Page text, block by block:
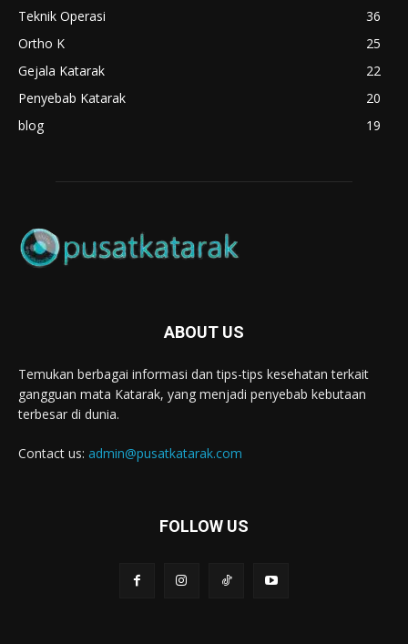
Teknik Operasi
36
Ortho K
25
Gejala Katarak
22
Penyebab Katarak
20
blog
19
ABOUT US
Temukan berbagai informasi dan tips-tips kesehatan terkait
gangguan mata Katarak, yang menjadi penyebab kebutaan
terbesar di dunia.
Contact us: admin@pusatkatarak.com
FOLLOW US